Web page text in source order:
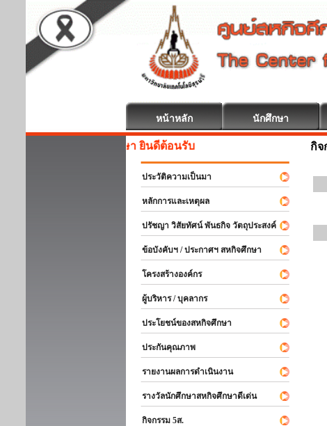
หน้าหลัก นักศึกษา
สหกิจศึกษา ยิน
ประวัติความเป็นมา
หลักการและเหตุผล
ปรัชญา วิสัยทัศน์ พันธกิจ วัตถุประสงค์
ข้อบังคับฯ / ประกาศฯ สหกิจศึกษา
โครงสร้างองค์กร
ผู้บริหาร / บุคลากร
ประโยชน์ของสหกิจศึกษา
ประกันคุณภาพ
รายงานผลการดำเนินงาน
รางวัลนักศึกษาสหกิจศึกษาดีเด่น
กิจกรรม 5ส.
กิจ